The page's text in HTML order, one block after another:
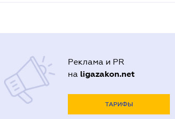
Реклама и PR
на ligazakon.net
ТАРИФЫ